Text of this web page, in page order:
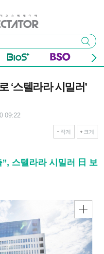
검색
‘스텔라라 시밀러’
09:22
작게 크게
스텔라라 시밀러 日 보